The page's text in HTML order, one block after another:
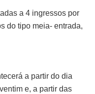
a 4 ingressos por
do tipo meia- entrada,
a partir do dia
e, a partir das